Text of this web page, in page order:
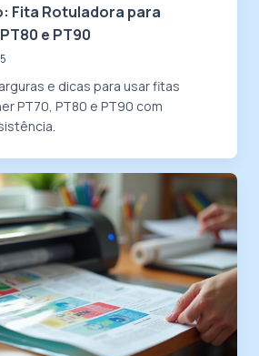
Fita Rotuladora para
e PT90
e dicas para usar fitas
PT70, PT80 e PT90 com